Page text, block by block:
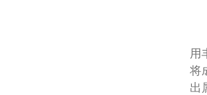
用
将
出